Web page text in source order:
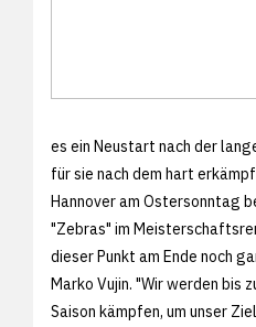
es ein Neustart nach der
für sie nach dem hart
Hannover am Ostersonntag
"Zebras" im
dieser Punkt am Ende noch
Marko Vujin. "Wir werden bis
Saison kämpfen, um unser